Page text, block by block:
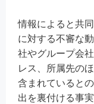
情報によると共
に対する不審な
社やグループ会
レス、所属先の
含まれていると
出を裏付ける事